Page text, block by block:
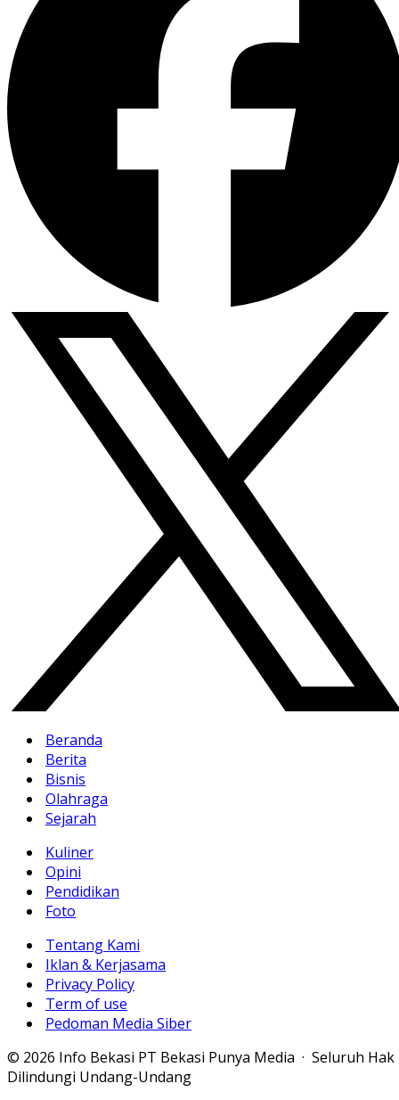
Beranda
Berita
Bisnis
Olahraga
Sejarah
Kuliner
Opini
Pendidikan
Foto
Tentang Kami
Iklan & Kerjasama
Privacy Policy
Term of use
Pedoman Media Siber
© 2026 Info Bekasi PT Bekasi Punya Media · Seluruh Hak
Dilindungi Undang-Undang